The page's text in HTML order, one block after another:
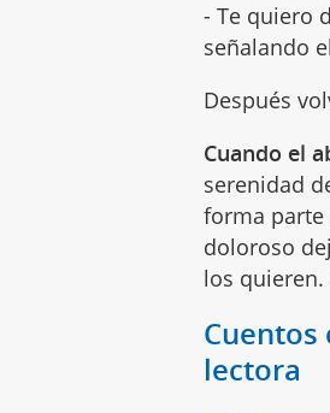
- Te quiero
señalando
Después
Cuando el
serenidad
forma parte
doloroso
los
lectora